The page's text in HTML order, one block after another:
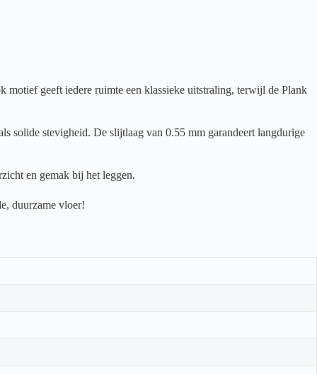
geeft iedere ruimte een klassieke uitstraling, terwijl de Plank
solide stevigheid. De slijtlaag van 0.55 mm garandeert langdurige
en gemak bij het leggen.
duurzame vloer!